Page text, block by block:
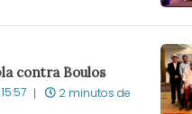
contra Boulos
2 minutos de